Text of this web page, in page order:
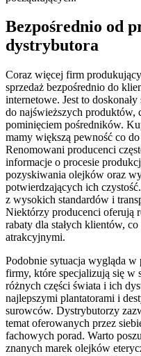
Bezpośrednio od
dystrybutora
Coraz więcej firm
sprzedaż bezpośrednio do
internetowe. Jest to
do najświeższych produktów,
pominięciem pośredników.
mamy większą pewność co
Renomowani producenci
informacje o procesie
pozyskiwania olejków oraz
potwierdzających ich
z wysokich standardów i
Niektórzy producenci oferują
rabaty dla stałych klientów,
atrakcyjnymi.
Podobnie sytuacja wygląda
firmy, które specjalizują się w
różnych części świata i ich
najlepszymi plantatorami i
surowców. Dystrybutorzy
temat oferowanych przez
fachowych porad. Warto
znanych marek olejków